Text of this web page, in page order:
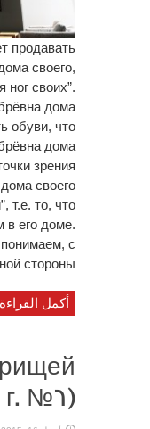
продавать
своего,
ног своих”.
дома
обуви, что
дома
зрения
своего
т.е. то, что
в его доме.
с
стороны, ...
أكمل
г. №6)